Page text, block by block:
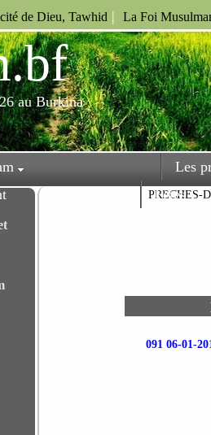
de Dieu, Tawhid | La Foi
au Burkina
Les
Fêtes
PRECHES-
091 06-01-